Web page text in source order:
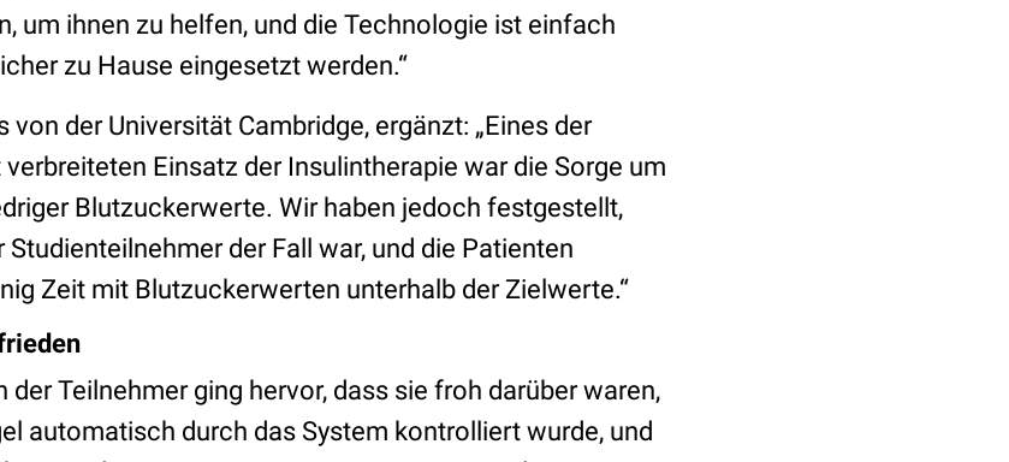
um ihnen zu helfen, und die Technologie ist einfach
zu Hause eingesetzt werden.“
von der Universität Cambridge, ergänzt: „Eines der
Einsatz der Insulintherapie war die Sorge um
Blutzuckerwerte. Wir haben jedoch festgestellt,
der Fall war, und die Patienten
Zeit mit Blutzuckerwerten unterhalb der Zielwerte.“
der Teilnehmer ging hervor, dass sie froh darüber waren,
automatisch durch das System kontrolliert wurde, und